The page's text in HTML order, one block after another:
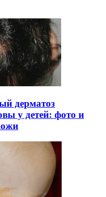
дерматоз
у детей: фото и